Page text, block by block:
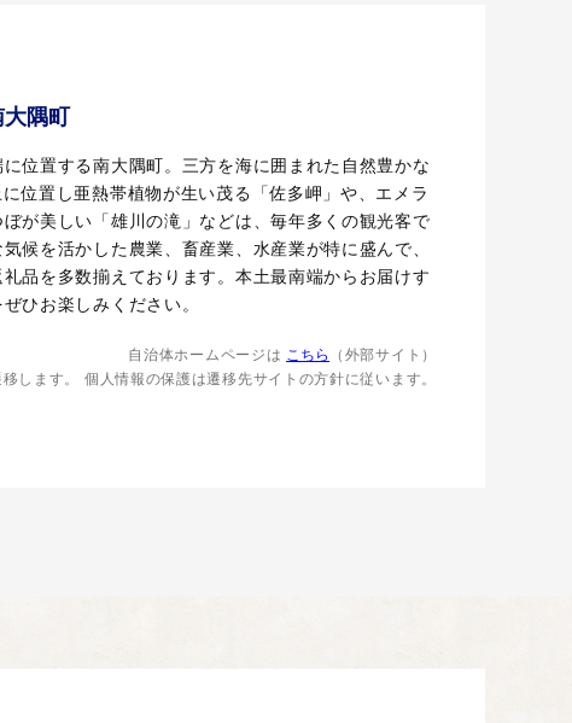
隅町
位置する南大隅町。三方を海に囲まれた自然豊かな
位置し亜熱帯植物が生い茂る「佐多岬」や、エメラ
が美しい「雄川の滝」などは、毎年多くの観光客で
候を活かした農業、畜産業、水産業が特に盛んで、
品を多数揃えております。本土最南端からお届けす
ひお楽しみください。
自治体ホームページは こちら
（外部サイト）
します。 個人情報の保護は遷移先サイトの方針に従います。